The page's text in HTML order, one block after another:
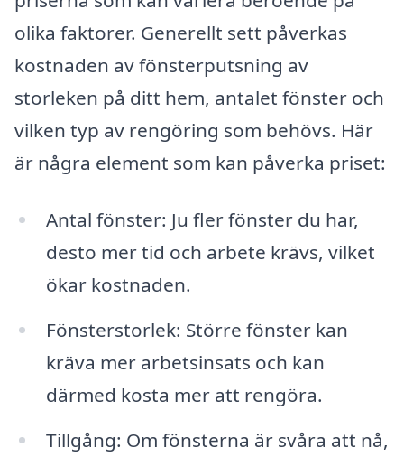
olika faktorer. Generellt sett påverkas
kostnaden av fönsterputsning av
storleken på ditt hem, antalet fönster och
vilken typ av rengöring som behövs. Här
är några element som kan påverka priset:
Antal fönster: Ju fler fönster du har,
desto mer tid och arbete krävs, vilket
ökar kostnaden.
Fönsterstorlek: Större fönster kan
kräva mer arbetsinsats och kan
därmed kosta mer att rengöra.
Tillgång: Om fönsterna är svåra att nå,